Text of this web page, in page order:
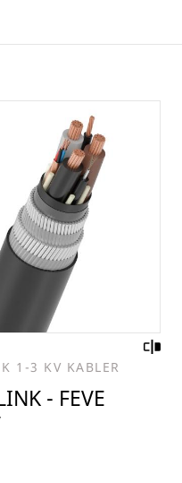
1-3 KV KABLER
- FEVE